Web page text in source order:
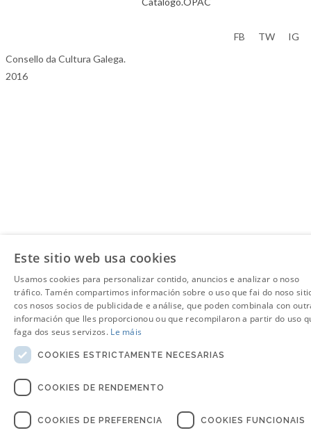
Consello da Cultura Galega.
2016
FB TW IG
Este sitio web usa cookies
Usamos cookies para personalizar contido, anuncios e analizar o noso
tráfico. Tamén compartimos información sobre o uso que fai do noso
cos nosos socios de publicidade e análise, que poden combinala con
información que lles proporcionou ou que recompilaron a partir do uso
faga dos seus servizos. Le máis
COOKIES ESTRICTAMENTE NECESARIAS
COOKIES DE RENDEMENTO
COOKIES DE PREFERENCIA COOKIES FUNCIONAIS